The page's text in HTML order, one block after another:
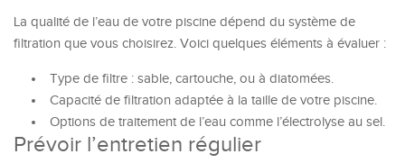
La qualité de l’eau de votre piscine dépend du système de
filtration que vous choisirez. Voici quelques éléments à évaluer :
Type de filtre : sable, cartouche, ou à diatomées.
Capacité de filtration adaptée à la taille de votre piscine.
Options de traitement de l’eau comme l’électrolyse au sel.
Prévoir l’entretien régulier